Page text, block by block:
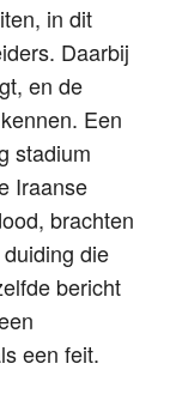
in dit
Daarbij
en de
Een
stadium
Iraanse
brachten
die
bericht
een feit.